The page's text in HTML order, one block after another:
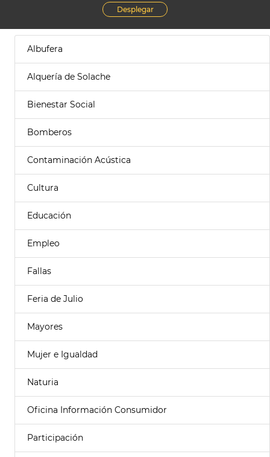
Desplegar
Albufera
Alquería de Solache
Bienestar Social
Bomberos
Contaminación Acústica
Cultura
Educación
Empleo
Fallas
Feria de Julio
Mayores
Mujer e Igualdad
Naturia
Oficina Información Consumidor
Participación